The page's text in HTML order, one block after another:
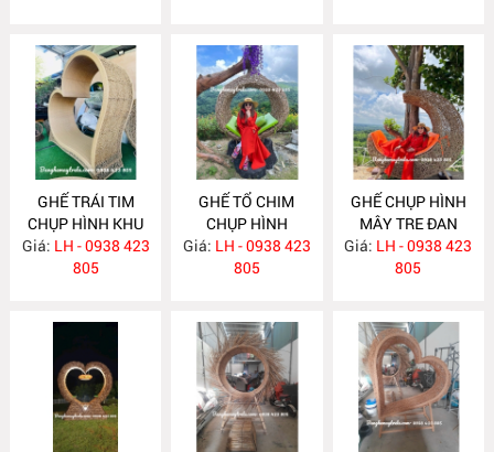
GHẾ TRÁI TIM
CHỤP HÌNH KHU
DU LỊCH MA707
Giá: LH - 0938 423
805
GHẾ TỔ CHIM
CHỤP HÌNH
MA706
Giá: LH - 0938 423
805
GHẾ CHỤP HÌNH
MÂY TRE ĐAN
NGOÀI TRỜI
MA705
Giá: LH - 0938 423
805